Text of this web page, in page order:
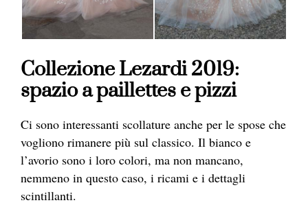
Collezione Lezardi 2019:
spazio a paillettes e pizzi
Ci sono interessanti scollature anche per le spose che
vogliono rimanere più sul classico. Il bianco e
l’avorio sono i loro colori, ma non mancano,
nemmeno in questo caso, i ricami e i dettagli
scintillanti.